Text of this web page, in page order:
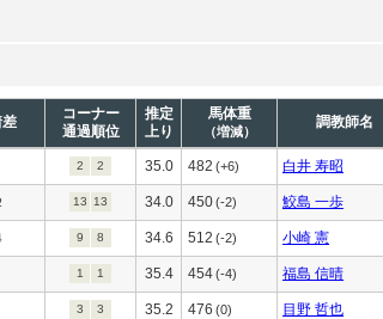
コーナー
通過順位
推定
上り
馬体重
（増減）
調教師名
2 2 35.0 482 (+6) 白井 寿昭
13 13 34.0 450(-2) 鮫島 一歩
9 8 34.6 512 (-2) 小崎 憲
1 1 35.4 454(-4) 福島 信晴
3 3 35.2 476 (0) 目野 哲也